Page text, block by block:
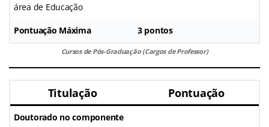
área de Educação
Pontuação Máxima 3 pontos
Cursos de Pós-Graduação (Cargos de Professor)
Titulação Pontuação
Doutorado no componente